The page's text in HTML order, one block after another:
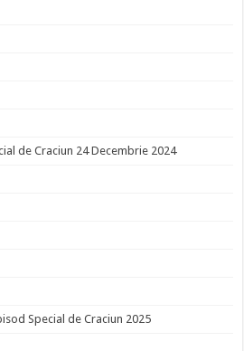
de Craciun 24 Decembrie 2024
Special de Craciun 2025